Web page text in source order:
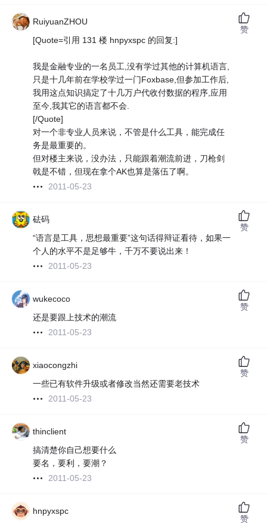
RuiyuanZHOU
[Quote=引用 131 楼 hnpyxspc 的回复:]
我是金融专业的一名员工,没有学过其他的计算机语言,
只是十几年前在学校学过一门Foxbase,但参加工作后,
我用这点知识搞定了十几万户代收付数据的程序,应用
至今,我其它的语言都不会.
[/Quote]
对一个非专业人员来说，不管是什么工具，能完成任
务是最重要的。
但对楼主来说，没办法，只能跟着潮流前进，刀枪剑
戟是不错，但现在拿个AK也算是落伍了啊。
2011-05-23
赞
砝码
“语言是工具，思想最重要”这句话得辩证看待，如果一
个人的水平不是足够牛，千万不要说出来！
2011-05-23
赞
wukecoco
还是要跟上技术的潮流
2011-05-23
赞
xiaocongzhi
一些已有软件升级或者修改当然还需要老技术
2011-05-23
赞
thinclient
搞清楚你自己想要什么
要名，要利，要潮？
2011-05-23
赞
hnpyxspc
赞